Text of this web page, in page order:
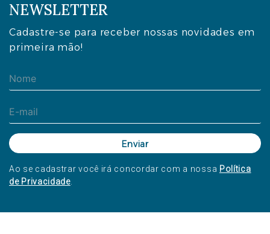
NEWSLETTER
Cadastre-se para receber nossas novidades em
primeira mão!
Ao se cadastrar você irá concordar com a nossa Política
de Privacidade.